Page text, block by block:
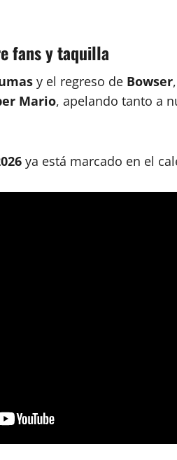
fans y taquilla
y el regreso de Bowser
Mario, apelando tanto a
ya está marcado en el